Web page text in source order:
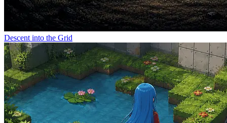
Descent into the Grid